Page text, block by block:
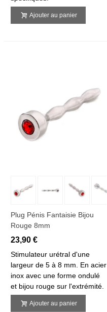
Ajouter au panier
Plug Pénis Fantaisie Bijou
Rouge 8mm
23,90 €
Stimulateur urétral d'une
largeur de 5 à 8 mm. En acier
inox avec une forme ondulé
et bijou rouge sur l'extrémité.
Ajouter au panier